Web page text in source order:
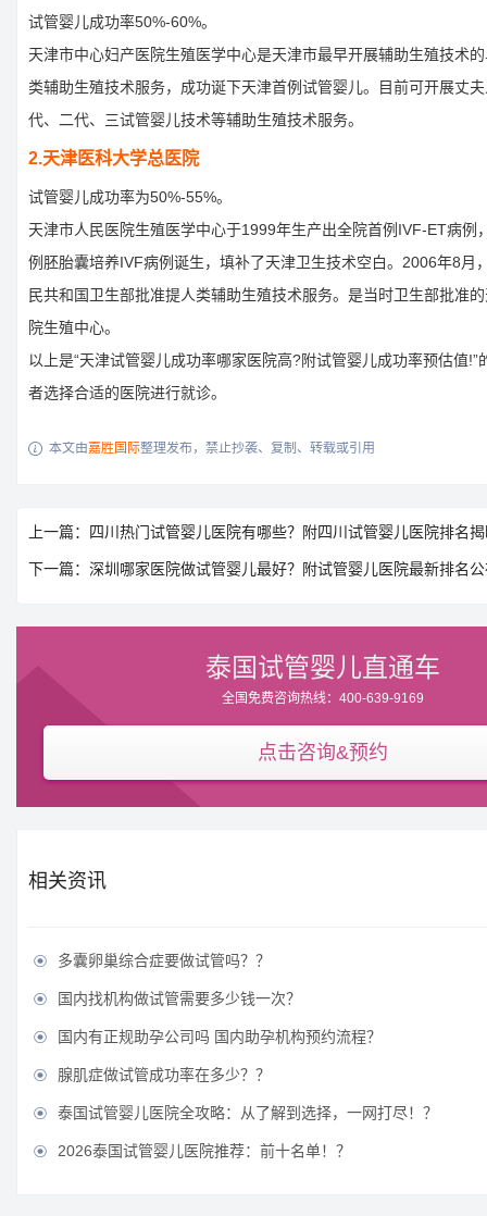
试管婴儿成功率50%-60%。
天津市中心妇产医院生殖医学中心是天津市最早开展辅助生殖技术
类辅助生殖技术服务，成功诞下天津首例试管婴儿。目前可开展丈
代、二代、三试管婴儿技术等辅助生殖技术服务。
2.天津医科大学总医院
试管婴儿成功率为50%-55%。
天津市人民医院生殖医学中心于1999年生产出全院首例IVF-ET病例
例胚胎囊培养IVF病例诞生，填补了天津卫生技术空白。2006年8月
民共和国卫生部批准提人类辅助生殖技术服务。是当时卫生部批准
院生殖中心。
以上是“天津试管婴儿成功率哪家医院高?附试管婴儿成功率预估值!”
者选择合适的医院进行就诊。
 本文由嘉胜国际整理发布，禁止抄袭、复制、转载或引用
上一篇：四川热门试管婴儿医院有哪些？附四川试管婴儿医院排名
下一篇：深圳哪家医院做试管婴儿最好？附试管婴儿医院最新排名
泰国试管婴儿直通车
全国免费咨询热线：400-639-9169
点击咨询&预约
相关资讯
 多囊卵巢综合症要做试管吗？？
 国内找机构做试管需要多少钱一次？
 国内有正规助孕公司吗 国内助孕机构预约流程？
 腺肌症做试管成功率在多少？？
 泰国试管婴儿医院全攻略：从了解到选择，一网打尽！？
 2026泰国试管婴儿医院推荐：前十名单！？